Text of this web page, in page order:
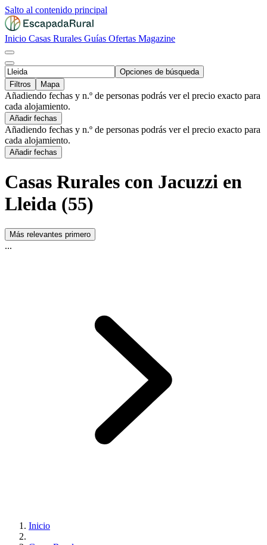
Salto al contenido principal
Inicio Casas Rurales Guías Ofertas Magazine
Opciones de búsqueda
Filtros
Mapa
Añadiendo fechas y n.º de personas podrás ver el precio exacto para
cada alojamiento.
Añadir fechas
Añadiendo fechas y n.º de personas podrás ver el precio exacto para
cada alojamiento.
Añadir fechas
Casas Rurales con Jacuzzi en
Lleida (55)
Más relevantes primero
...
Inicio